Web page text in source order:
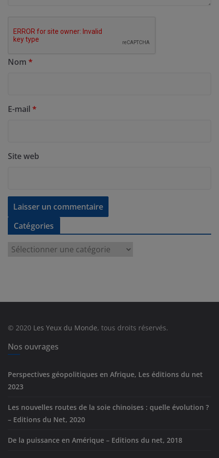
Nom *
E-mail *
Site web
Catégories
e
s
© 2020 Les Yeux du Monde, tous droits réservés.
Nos ouvrages
Perspectives géopolitiques en Afrique, Les éditions du net
2023
Les nouvelles routes de la soie chinoises : quelle évolution ?
– Editions du Net, 2020
De la puissance en Amérique – Editions du net, 2018